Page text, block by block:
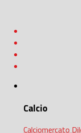
Calcio
Calciomercato